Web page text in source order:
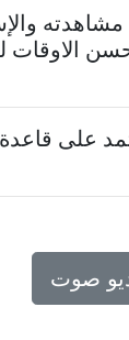
على قاعدة
صوت